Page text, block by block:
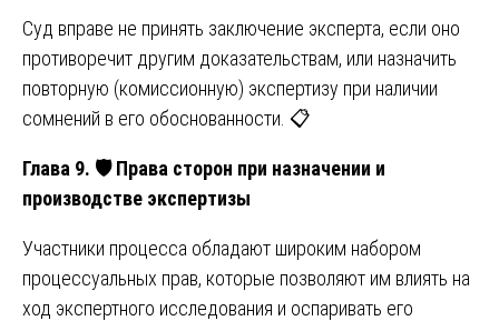
Суд вправе не принять заключение эксперта, если оно
противоречит другим доказательствам, или назначить
повторную (комиссионную) экспертизу при наличии
сомнений в его обоснованности. 📋
Глава 9. 🛡️ Права сторон при назначении и
производстве экспертизы
Участники процесса обладают широким набором
процессуальных прав, которые позволяют им влиять на
ход экспертного исследования и оспаривать его